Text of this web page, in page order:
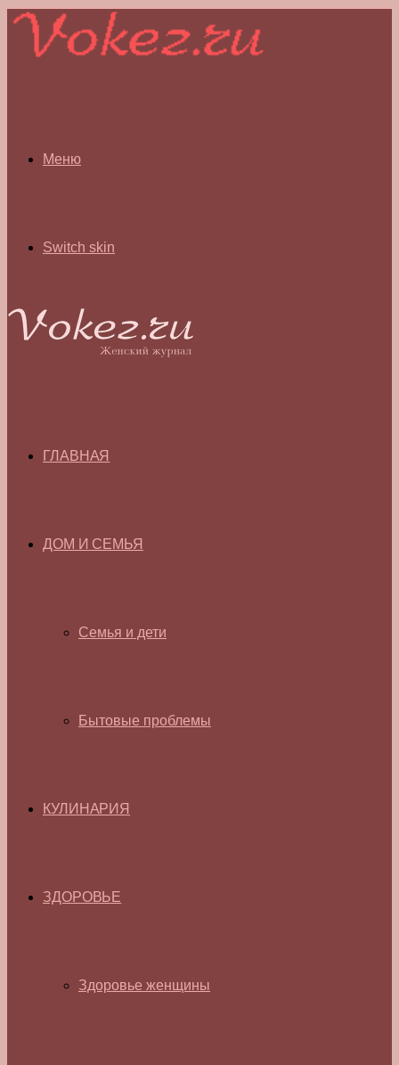
Меню
Switch skin
ГЛАВНАЯ
ДОМ И СЕМЬЯ
Семья и дети
Бытовые проблемы
КУЛИНАРИЯ
ЗДОРОВЬЕ
Здоровье женщины